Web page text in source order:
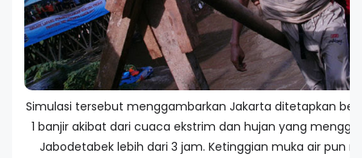
Simulasi tersebut menggambarkan Jakarta ditetapkan
1 banjir akibat dari cuaca ekstrim dan hujan yang
Jabodetabek lebih dari 3 jam. Ketinggian muka air pun